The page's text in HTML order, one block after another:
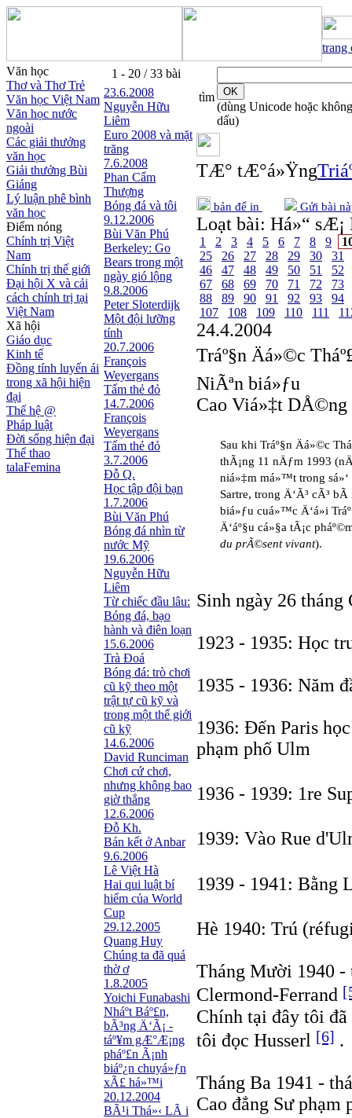
trang
Văn học
Thơ và Thơ Trẻ
Văn học Việt Nam
Văn học nước
ngoài
Các giải thưởng
văn học
Giải thưởng Bùi
Giáng
Lý luận phê bình
văn học
Điểm nóng
Chính trị Việt
Nam
Chính trị thế giới
Đại hội X và cải
cách chính trị tại
Việt Nam
Xã hội
Giáo dục
Kinh tế
Đồng tính luyến ái
trong xã hội hiện
đại
Thế hệ @
Pháp luật
Đời sống hiện đại
Thể thao
talaFemina
1 - 20 / 33 bài
23.6.2008
Nguyễn Hữu
Liêm
Euro 2008 và mặt
trăng
7.6.2008
Phan Cẩm
Thượng
Bóng đá và tôi
9.12.2006
Bùi Văn Phú
Berkeley: Go
Bears trong một
ngày gió lộng
9.8.2006
Peter Sloterdijk
Một đội lưỡng
tính
20.7.2006
François
Weyergans
Tấm thẻ đỏ
14.7.2006
François
Weyergans
Tấm thẻ đỏ
3.7.2006
Đỗ Q.
Học tập đội bạn
1.7.2006
Bùi Văn Phú
Bóng đá nhìn từ
nước Mỹ
19.6.2006
Nguyễn Hữu
Liêm
Từ chiếc đầu lâu:
Bóng đá, bạo
hành và điên loạn
15.6.2006
Trà Đoá
Bóng đá: trò chơi
cũ kỹ theo một
trật tự cũ kỹ và
trong một thế giới
cũ kỹ
14.6.2006
David Runciman
Chơi cứ chơi,
nhưng không bao
giờ thắng
12.6.2006
Đỗ Kh.
Bán kết ở Anbar
9.6.2006
Lê Việt Hà
Hai qui luật bí
hiểm của World
Cup
29.12.2005
Quang Huy
Chúng ta đã quá
thờ ơ
1.8.2005
Yoichi Funabashi
Nháº­t Báº£n,
bÃ³ng Ä‘Ã¡ -
táº¥m gÆ°Æ¡ng
pháº£n Ã¡nh
biáº¿n chuyá»ƒn
xÃ£ há»™i
20.12.2004
BÃ¹i Thá»‹ LÃ i
tìm
(dùng Unicode hoặc không
dấu)
TÆ° tÆ°á»Ÿng
bản để in Gửi bài
Loạt bài: Há»“ sÆ¡
1 2 3 4 5 6 7 8 9
25
26 27 28 29 30
31
46
47 48 49 50 51
52
67
68 69 70 71 72
73
88
89 90 91 92 93
94
107
108 109 110 111
24.4.2004
Tráº§n Äá»©c
NiÃªn biá»ƒu
Cao Viá»‡t DÅ©ng
Sau khi Tráº§n Äá»©c
thÃ¡ng 11 nÄƒm 1993
niá»‡m má»™t trong sá»‘
Sartre, trong Ä‘Ã³ cÃ³ bÃ
biá»ƒu cuá»™c Ä‘á»i
Ä‘áº§u cá»§a tÃ¡c
du prÃ©sent vivant).
Sinh ngày 26 tháng
1923 - 1935: Học
1935 - 1936: Năm
1936: Đến Paris
phạm phố Ulm
1936 - 1939: 1re
1939: Vào Rue
1939 - 1941: Bằng
Hè 1940: Trú
Tháng Mười 1940 -
Clermond-Ferrand
Chính tại đây tôi đã
tôi đọc Husserl [6] .
Tháng Ba 1941 -
Cao đẳng Sư phạm